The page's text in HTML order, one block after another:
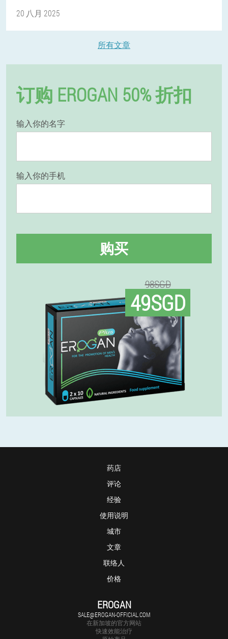
20 八月 2025
所有文章
订购 EROGAN 50% 折扣
输入你的名字
输入你的手机
购买
98SGD
49SGD
药店
评论
经验
使用说明
城市
文章
联络人
价格
EROGAN
SALE@EROGAN-OFFICIAL.COM
在新加坡的官方网站
快速效能治疗